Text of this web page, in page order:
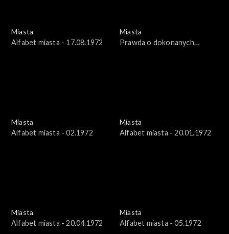
Miasta
Alfabet miasta - 17.08.1972
Miasta
Prawda o dokonanych
Miasta
Alfabet miasta - 02.1972
Miasta
Alfabet miasta - 20.01.1972
Miasta
Alfabet miasta - 20.04.1972
Miasta
Alfabet miasta - 05.1972